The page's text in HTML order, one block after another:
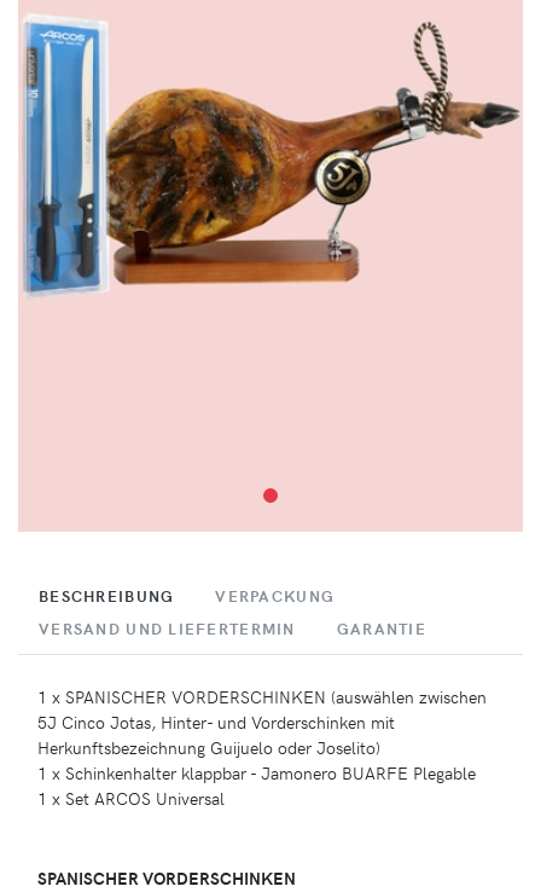
BESCHREIBUNG
VERPACKUNG
VERSAND UND LIEFERTERMIN
GARANTIE
1 x SPANISCHER VORDERSCHINKEN (auswählen zwischen
5J Cinco Jotas, Hinter- und Vorderschinken mit
Herkunftsbezeichnung Guijuelo oder Joselito)
1 x Schinkenhalter klappbar - Jamonero BUARFE Plegable
1 x Set ARCOS Universal
SPANISCHER VORDERSCHINKEN